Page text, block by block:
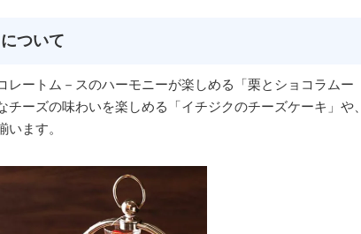
ついて
レートム－スのハーモニーが楽しめる「栗とショコラムー
ーズの味わいを楽しめる「イチジクのチーズケーキ」や、
ます。